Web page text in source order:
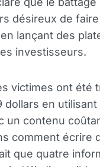
désireux de
lançant des
investisseurs.
victimes ont été
en
un contenu
comment écrire
que quatre